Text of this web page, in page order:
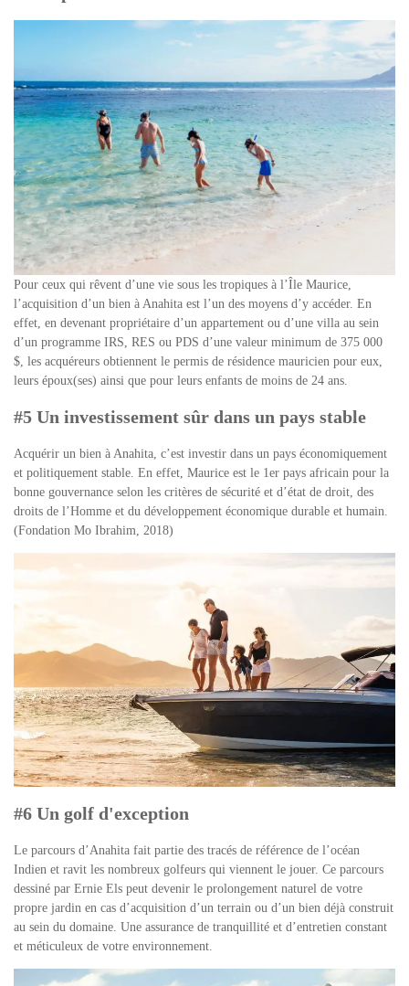
Pour ceux qui rêvent d’une vie sous les tropiques à l’Île Maurice,
l’acquisition d’un bien à Anahita est l’un des moyens d’y accéder. En
effet, en devenant propriétaire d’un appartement ou d’une villa au sein
d’un programme IRS, RES ou PDS d’une valeur minimum de 375 000
$, les acquéreurs obtiennent le permis de résidence mauricien pour eux,
leurs époux(ses) ainsi que pour leurs enfants de moins de 24 ans.
#5 Un investissement sûr dans un pays stable
Acquérir un bien à Anahita, c’est investir dans un pays économiquement
et politiquement stable. En effet, Maurice est le 1er pays africain pour la
bonne gouvernance selon les critères de sécurité et d’état de droit, des
droits de l’Homme et du développement économique durable et humain.
(Fondation Mo Ibrahim, 2018)
#6 Un golf d'exception
Le parcours d’Anahita fait partie des tracés de référence de l’océan
Indien et ravit les nombreux golfeurs qui viennent le jouer. Ce parcours
dessiné par Ernie Els peut devenir le prolongement naturel de votre
propre jardin en cas d’acquisition d’un terrain ou d’un bien déjà construit
au sein du domaine. Une assurance de tranquillité et d’entretien constant
et méticuleux de votre environnement.